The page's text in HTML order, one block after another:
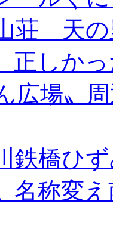
荘 天の
正しか
広場〟
鉄橋ひ
名称変